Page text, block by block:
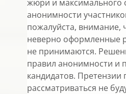
жюри и максимального
анонимности
пожалуйста, внимание,
неверно оформленные
не принимаются.
правил анонимности и
кандидатов.
рассматриваться не